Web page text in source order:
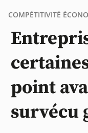
COMPÉTITIVITÉ
point
survécu